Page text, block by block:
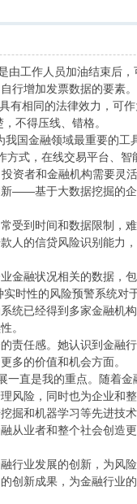
工作人员加油结束后
行增加发票数据的要素。
相同的法律效力，可
不得压线、错格。
领域最重要的工具
式，在线交易平台、
者和金融机构需要灵
——基于大数据挖掘的
到时间和数据限制，
的信贷风险识别能力
融状况相关的数据，
时性的风险预警系统对
已经得到多家金融机
。
任感。她认识到金融
多的价值和机会方面。
直是我的重点。随着
风险，同时也为企业和
和机器学习等先进技
业者和整个社会创造
业发展的创新，为风
创新成果，为金融行业的